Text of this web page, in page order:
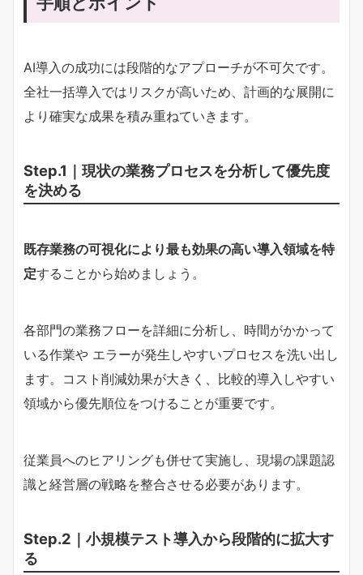
AI導入の成功には段階的なアプローチが不可欠です。
全社一括導入ではリスクが高いため、計画的な展開に
より確実な成果を積み重ねていきます。
Step.1｜現状の業務プロセスを分析して優先度
を決める
既存業務の可視化により最も効果の高い導入領域を特
定することから始めましょう。
各部門の業務フローを詳細に分析し、時間がかかって
いる作業や エラーが発生しやすいプロセスを洗い出し
ます。コスト削減効果が大きく、比較的導入しやすい
領域から優先順位をつけることが重要です。
従業員へのヒアリングも併せて実施し、現場の課題認
識と経営層の戦略を整合させる必要があります。
Step.2｜小規模テスト導入から段階的に拡大す
る